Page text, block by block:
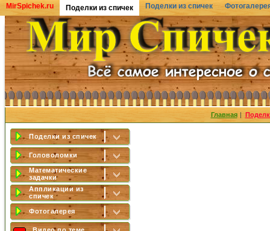
MirSpichek.ru Поделки из спичек Поделки из спичек
Главная |
Поделки из спичек
Головоломки
Математические
задачки
Аппликации из
спичек
Фотогалерея